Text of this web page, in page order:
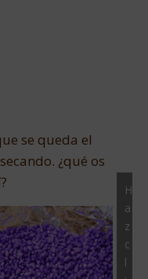
se queda el
¿qué os
H
a
z
c
l